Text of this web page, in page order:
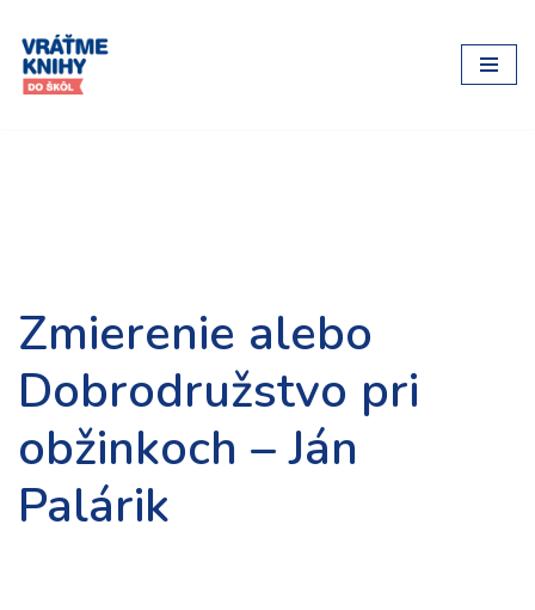
Preskočiť
na
Zmierenie alebo
Dobrodružstvo pri
obžinkoch – Ján
Palárik